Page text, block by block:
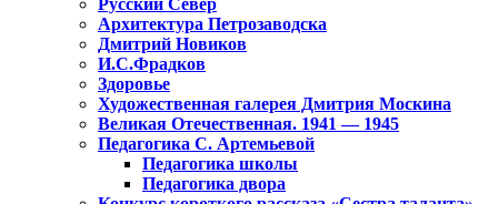
Русский Север
Архитектура Петрозаводска
Дмитрий Новиков
И.С.Фрадков
Здоровье
Художественная галерея Дмитрия Москина
Великая Отечественная. 1941 — 1945
Педагогика С. Артемьевой
Педагогика школы
Педагогика двора